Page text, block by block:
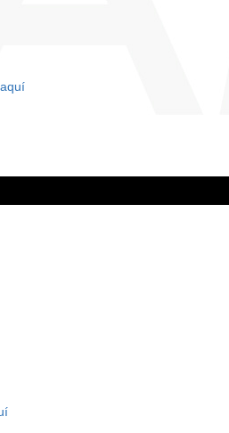
aquí